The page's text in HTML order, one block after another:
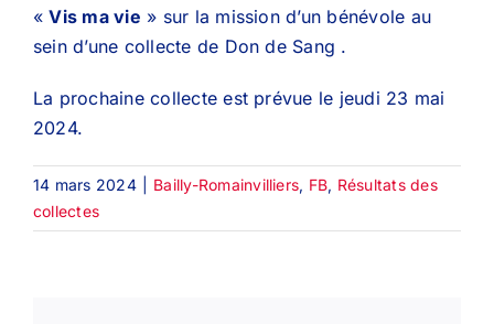
«Vis ma vie » sur la mission d’un bénévole au
sein d’une collecte de Don de Sang .
La prochaine collecte est prévue le jeudi 23 mai
2024.
14 mars 2024 Bailly-Romainvilliers, FB, Résultats des
collectes